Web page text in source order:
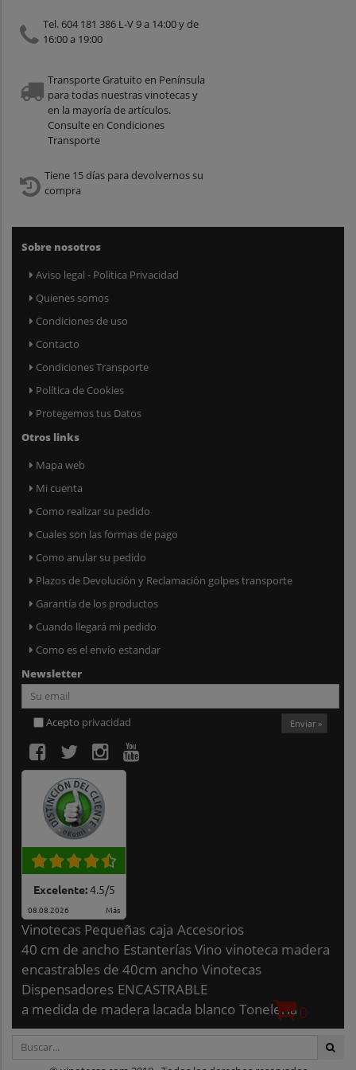
Tel. 604 181 386 L-V 9 a 14:00 y de
16:00 a 19:00
Transporte Gratuito en Península
para todas nuestras vinotecas y
en la mayoría de artículos.
Consulte en Condiciones
Transporte
Tiene 15 días para devolvernos su
compra
Sobre nosotros
Aviso legal - Politica Privacidad
Quienes somos
Condiciones de uso
Contacto
Condiciones Transporte
Política de Cookies
Protegemos tus Datos
Otros links
Mapa web
Mi cuenta
Como realizar su pedido
Cuales son las formas de pago
Como anular su pedido
Plazos de Devolución y Reclamación golpes transporte
Garantía de los productos
Cuando llegará mi pedido
Como es el envío estandar
Newsletter
Acepto privacidad Enviar »
Excelente:4.5/5
08.08.2026 Más
Vinotecas Pequeñas caja Accesorios
40 cm de ancho Estanterías Vino vinoteca madera
encastrables de 40cm ancho Vinotecas
Dispensadores ENCASTRABLE
a medida de madera lacada blanco Tonelería0